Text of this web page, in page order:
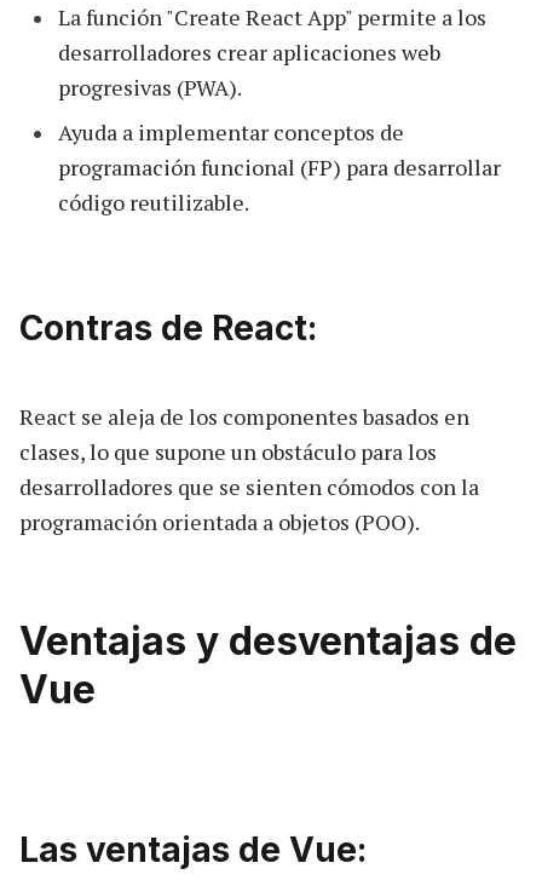
La función "Create React App" permite a los
desarrolladores crear aplicaciones web
progresivas (PWA).
Ayuda a implementar conceptos de
programación funcional (FP) para desarrollar
código reutilizable.
Contras de React:
React se aleja de los componentes basados en
clases, lo que supone un obstáculo para los
desarrolladores que se sienten cómodos con la
programación orientada a objetos (POO).
Ventajas y desventajas de
Vue
Las ventajas de Vue: